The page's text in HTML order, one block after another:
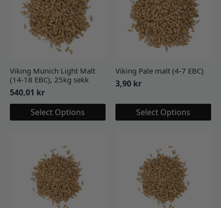
Viking Munich Light Malt
(14-18 EBC), 25kg sekk
540,01 kr
Select Options
Viking Pale malt (4-7 EBC)
3,90 kr
Select Options